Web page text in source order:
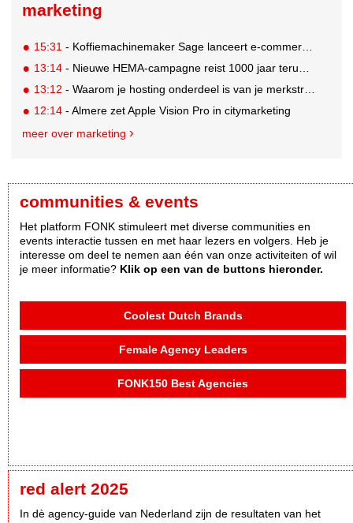
marketing
15:31 - Koffiemachinemaker Sage lanceert e-commerceplatform voor koffieliefhebbers
13:14 - Nieuwe HEMA-campagne reist 1000 jaar terug in de tijd naar 'Hemastein'
13:12 - Waarom je hosting onderdeel is van je merkstrategie
12:14 - Almere zet Apple Vision Pro in citymarketing
meer over marketing
communities & events
Het platform FONK stimuleert met diverse communities en
events interactie tussen en met haar lezers en volgers. Heb je
interesse om deel te nemen aan één van onze activiteiten of wil
je meer informatie? Klik op een van de buttons hieronder.
Coolest Dutch Brands
Female Agency Leaders
FONK150 Best Agencies
red alert 2025
In dè agency-guide van Nederland zijn de resultaten van het